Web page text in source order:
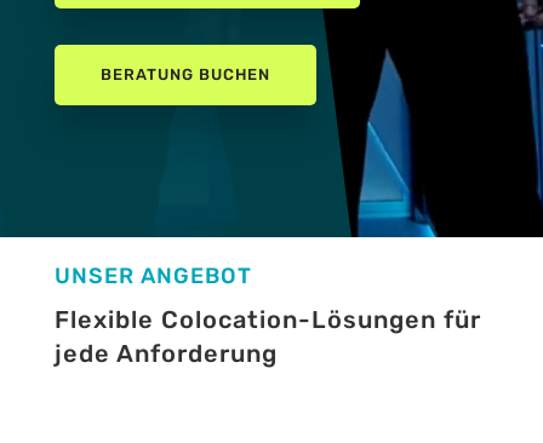
BERATUNG BUCHEN
UNSER ANGEBOT
Flexible Colocation-Lösungen für
jede Anforderung